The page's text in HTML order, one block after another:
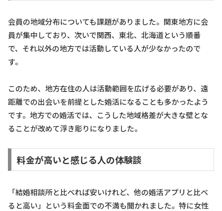
会員の地域分布についても課題がありました。関東地方に会
員が集中しており、次いで関西、東北、北海道という順番
で、それ以外の地方では活動している人が少なかったので
す。
このため、地方在住の人は活動範囲を広げる必要があり、遠
距離での出会いを前提とした婚活になることも多かったよう
です。地方での婚活では、こうした地域格差が大きな壁とな
ることが改めて浮き彫りになりました。
料金が高いと感じる人の体験談
「結婚相談所と比べれば安いけれど、他の婚活アプリと比べ
ると高い」という料金面での不満も聞かれました。特に女性